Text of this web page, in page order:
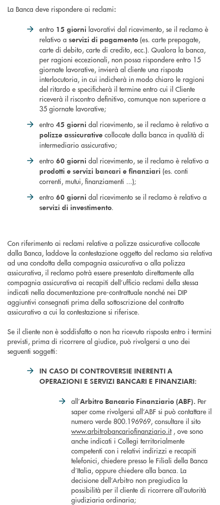
La Banca deve rispondere ai reclami:
entro 15 giorni lavorativi dal ricevimento, se il reclamo è
relativo a servizi di pagamento (es. carte prepagate,
carte di debito, carte di credito, ecc.). Qualora la banca,
per ragioni eccezionali, non possa rispondere entro 15
giornate lavorative, invierà al cliente una risposta
interlocutoria, in cui indicherà in modo chiaro le ragioni
del ritardo e specificherà il termine entro cui il Cliente
riceverà il riscontro definitivo, comunque non superiore a
35 giornate lavorative;
entro 45 giorni dal ricevimento, se il reclamo è relativo a
polizze assicurative collocate dalla banca in qualità di
intermediario assicurativo;
entro 60 giorni dal ricevimento, se il reclamo è relativo a
prodotti e servizi bancari e finanziari (es. conti
correnti, mutui, finanziamenti ...);
entro 60 giorni dal ricevimento se il reclamo è relativo a
servizi di investimento.
Con riferimento ai reclami relative a polizze assicurative collocate
dalla Banca, laddove la contestazione oggetto del reclamo sia relativa
ad una condotta della compagnia assicurativa o alla polizza
assicurativa, il reclamo potrà essere presentato direttamente alla
compagnia assicurativa ai recapiti dell’ufficio reclami della stessa
indicati nella documentazione pre-contrattuale nonché nei DIP
aggiuntivi consegnati prima della sottoscrizione del contratto
assicurativo a cui la contestazione si riferisce.
Se il cliente non è soddisfatto o non ha ricevuto risposta entro i termini
previsti, prima di ricorrere al giudice, può rivolgersi a uno dei
seguenti soggetti:
IN CASO DI CONTROVERSIE INERENTI A
OPERAZIONI E SERVIZI BANCARI E FINANZIARI:
all’Arbitro Bancario Finanziario (ABF). Per
saper come rivolgersi all’ABF si può contattare il
numero verde 800.196969, consultare il sito
www.arbitrobancariofinanziario.it, ove sono
anche indicati i Collegi territorialmente
competenti con i relativi indirizzi e recapiti
telefonici, chiedere presso le Filiali della Banca
d’Italia, oppure chiedere alla banca. La
decisione dell’Arbitro non pregiudica la
possibilità per il cliente di ricorrere all’autorità
giudiziaria ordinaria;